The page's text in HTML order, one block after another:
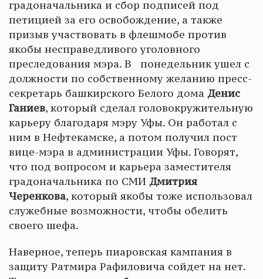
градоначальника и сбор подписей под
петицией за его освобождение, а также
призыв участвовать в флешмобе против
якобы несправедливого уголовного
преследования мэра. В понедельник ушел с
должности по собственному желанию пресс-
секретарь башкирского Белого дома Денис
Ганиев, который сделал головокружительную
карьеру благодаря мэру Уфы. Он работал с
ним в Нефтекамске, а потом получил пост
вице-мэра в администрации Уфы. Говорят,
что под вопросом и карьера заместителя
градоначальника по СМИ Дмитрия
Черенкова, который якобы тоже использовал
служебные возможности, чтобы обелить
своего шефа.
Наверное, теперь пиаровская кампания в
защиту Ратмира Рафиловича сойдет на нет.